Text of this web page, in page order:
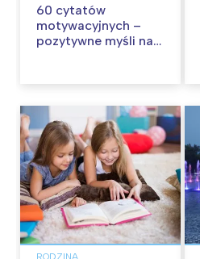
60 cytatów
motywacyjnych –
pozytywne myśli na
RODZINA